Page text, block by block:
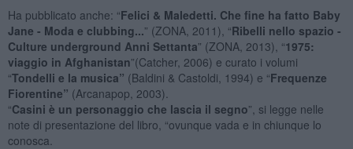
Ha pubblicato anche: “Felici & Maledetti. Che fine ha fatto Baby
Jane - Moda e clubbing...” (ZONA, 2011), “Ribelli nello spazio -
Culture underground Anni Settanta” (ZONA, 2013), “1975:
viaggio in Afghanistan”(Catcher, 2006) e curato i volumi
“Tondelli e la musica” (Baldini & Castoldi, 1994) e “Frequenze
Fiorentine” (Arcanapop, 2003).
“Casini è un personaggio che lascia il segno”, si legge nelle
note di presentazione del libro, “ovunque vada e in chiunque lo
conosca.